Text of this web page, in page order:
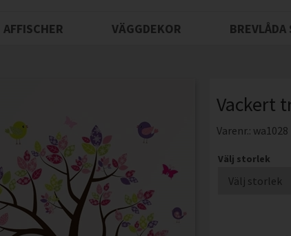
AFFISCHER VÄGGDEKOR BREVLÅDA
Vackert
Varenr.: wa1028
Välj storlek